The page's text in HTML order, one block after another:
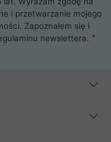
i przetwarzanie mojego
Zapoznałem się i
newslettera.